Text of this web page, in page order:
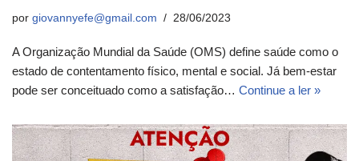
por giovannyefe@gmail.com 28/06/2023
A Organização Mundial da Saúde (OMS) define saúde como o
estado de contentamento físico, mental e social. Já bem-estar
pode ser conceituado como a satisfação… Continue a ler »